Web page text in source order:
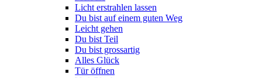
Licht erstrahlen lassen
Du bist auf einem guten Weg
Leicht gehen
Du bist Teil
Du bist grossartig
Alles Glück
Tür öffnen